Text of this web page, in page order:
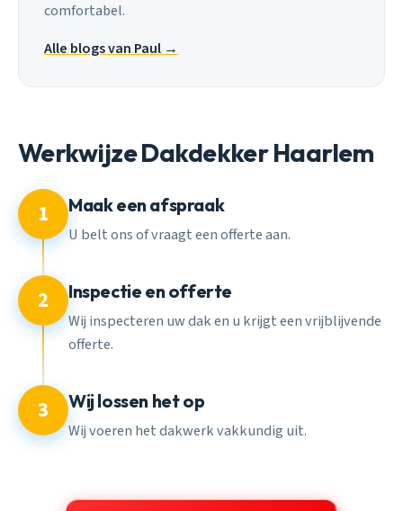
comfortabel.
Alle blogs van Paul →
Werkwijze Dakdekker Haarlem
1 Maak een afspraak
U belt ons of vraagt een offerte aan.
2 Inspectie en offerte
Wij inspecteren uw dak en u krijgt een vrijblijvende
offerte.
3 Wij lossen het op
Wij voeren het dakwerk vakkundig uit.